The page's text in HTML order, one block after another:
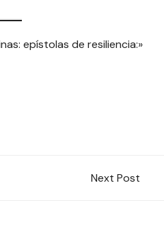
epístolas de resiliencia:»
Next Post